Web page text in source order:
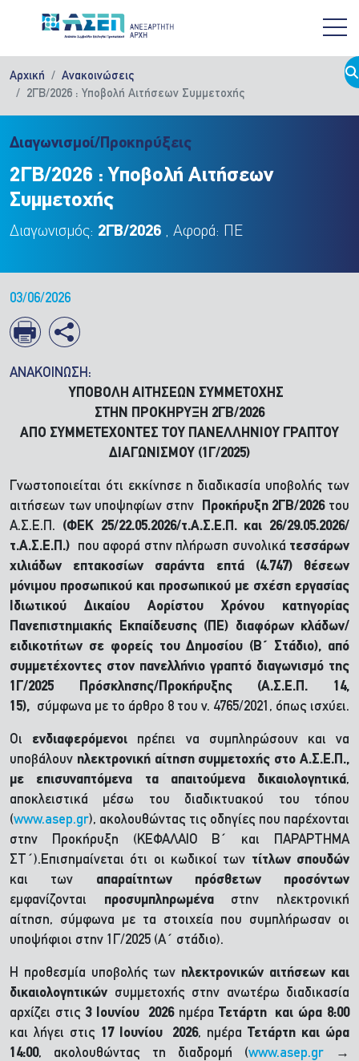
Αρχική
Ανακοινώσεις
2ΓΒ/2026 : Υποβολή Αιτήσεων Συμμετοχής
Διαγωνισμοί/Προκηρύξεις
2ΓΒ/2026 : Υποβολή Αιτήσεων
Συμμετοχής
Διαγωνισμός: 2ΓΒ/2026 , Αφορά: ΠΕ
03/06/2026
ΑΝΑΚΟΙΝΩΣΗ:
ΥΠΟΒΟΛΗ ΑΙΤΗΣΕΩΝ ΣΥΜΜΕΤΟΧΗΣ
ΣΤΗΝ ΠΡΟΚΗΡΥΞΗ 2ΓΒ/2026
ΑΠΟ ΣΥΜΜΕΤΕΧΟΝΤΕΣ ΤΟΥ ΠΑΝΕΛΛΗΝΙΟΥ ΓΡΑΠΤΟΥ
ΔΙΑΓΩΝΙΣΜΟΥ (1Γ/2025)
Γνωστοποιείται ότι εκκίνησε η διαδικασία υποβολής των
αιτήσεων των υποψηφίων στην Προκήρυξη 2ΓΒ/2026του
Α.Σ.Ε.Π. (ΦΕΚ 25/22.05.2026/τ.Α.Σ.Ε.Π. και 26/29.05.2026/
τ.Α.Σ.Ε.Π.) που αφορά στην πλήρωση συνολικά τεσσάρων
χιλιάδων επτακοσίων σαράντα επτά (4.747) θέσεων
μόνιμου προσωπικού και προσωπικού με σχέση εργασίας
Ιδιωτικού Δικαίου Αορίστου Χρόνου κατηγορίας
Πανεπιστημιακής Εκπαίδευσης (ΠΕ) διαφόρων κλάδων/
ειδικοτήτων σε φορείς του Δημοσίου (Β΄ Στάδιο), από
συμμετέχοντες στον πανελλήνιο γραπτό διαγωνισμό της
1Γ/2025 Πρόσκλησης/Προκήρυξης (Α.Σ.Ε.Π. 14,
15), σύμφωνα με το άρθρο 8 του ν. 4765/2021, όπως ισχύει.
Οι ενδιαφερόμενοι πρέπει να συμπληρώσουν και να
υποβάλουν ηλεκτρονική αίτηση συμμετοχής στο Α.Σ.Ε.Π.,
με επισυναπτόμενα τα απαιτούμενα δικαιολογητικά,
αποκλειστικά μέσω του διαδικτυακού του τόπου
(www.asep.gr), ακολουθώντας τις οδηγίες που παρέχονται
στην Προκήρυξη (ΚΕΦΑΛΑΙΟ Β΄ και ΠΑΡΑΡΤΗΜΑ
ΣΤ΄).Επισημαίνεται ότι οι κωδικοί των τίτλων σπουδών
και των απαραίτητων πρόσθετων προσόντων
εμφανίζονται προσυμπληρωμέναστην ηλεκτρονική
αίτηση, σύμφωνα με τα στοιχεία που συμπλήρωσαν οι
υποψήφιοι στην 1Γ/2025 (Α΄ στάδιο).
Η προθεσμία υποβολής των ηλεκτρονικών αιτήσεων και
δικαιολογητικών συμμετοχής στην ανωτέρω διαδικασία
αρχίζει στις 3 Ιουνίου 2026ημέρα Τετάρτη και ώρα 8:00
και λήγει στις 17 Ιουνίου 2026, ημέρα Τετάρτη και ώρα
14:00, ακολουθώντας τη διαδρομή (www.asep.gr →